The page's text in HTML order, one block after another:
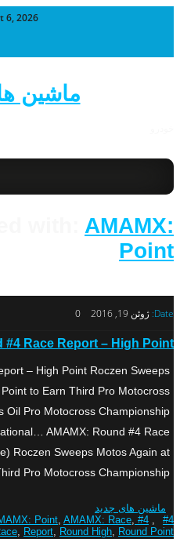
6, 2026
ماشین
AMAMX:
Point
Date: ژوئن 19, 2016 0
#4 Race Report – High Point
– High Point Roczen Sweeps
to Earn Third Pro Motocross
Oil Pro Motocross Championship
AMAMX: Round #4 Race
Roczen Sweeps Motos Again at
Pro Motocross Championship […]
ماشین های جدید
#4
,
#4 High
Point, AMAMX: Race,
, Report, Round High, Round Point